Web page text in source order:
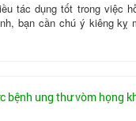
tác dụng tốt trong việc
bạn cần chú ý kiêng kỵ
bệnh ung thư vòm họng